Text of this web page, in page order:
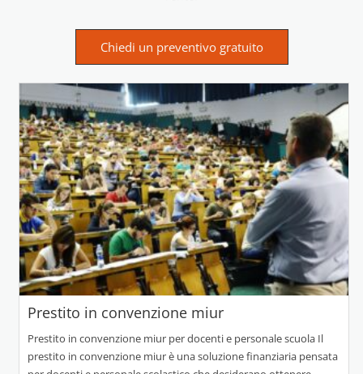
Chiedi un preventivo gratuito
Prestito in convenzione miur
Prestito in convenzione miur per docenti e personale scuola Il
prestito in convenzione miur è una soluzione finanziaria pensata